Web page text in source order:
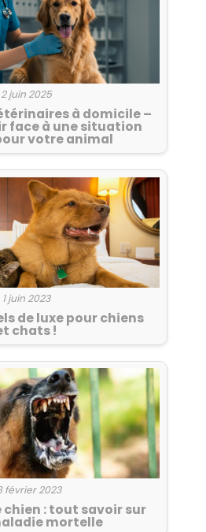
2 juin 2025
à domicile –
face à une situation
votre animal
1 juin 2023
de luxe pour chiens
chats !
février 2023
chien : tout savoir sur
mortelle